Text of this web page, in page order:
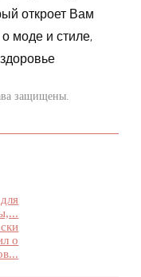
откроет Вам
моде и стиле,
защищены.
о